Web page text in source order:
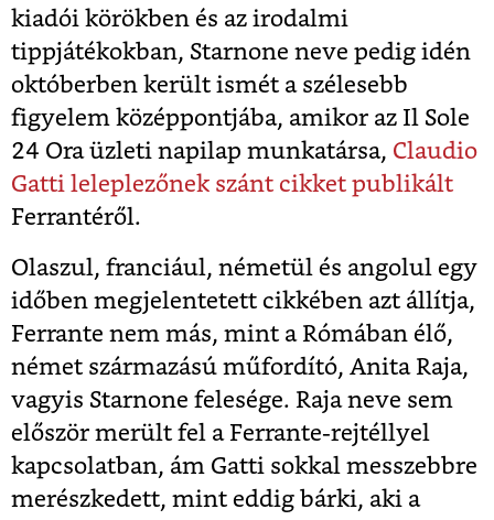
kiadói körökben és az irodalmi
tippjátékokban, Starnone neve pedig idén
októberben került ismét a szélesebb
figyelem középpontjába, amikor az Il Sole
24 Ora üzleti napilap munkatársa, Claudio
Gatti leleplezőnek szánt cikket publikált
Ferrantéről.
Olaszul, franciául, németül és angolul egy
időben megjelentetett cikkében azt állítja,
Ferrante nem más, mint a Rómában élő,
német származású műfordító, Anita Raja,
vagyis Starnone felesége. Raja neve sem
először merült fel a Ferrante-rejtéllyel
kapcsolatban, ám Gatti sokkal messzebbre
merészkedett, mint eddig bárki, aki a